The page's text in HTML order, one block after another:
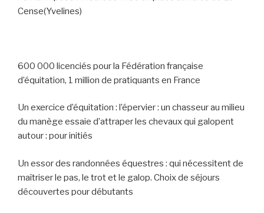
Cense(Yvelines)
600 000 licenciés pour la Fédération française
d’équitation, 1 million de pratiquants en France
Un exercice d’équitation : l’épervier : un chasseur au milieu
du manège essaie d’attraper les chevaux qui galopent
autour : pour initiés
Un essor des randonnées équestres : qui nécessitent de
maîtriser le pas, le trot et le galop. Choix de séjours
découvertes pour débutants